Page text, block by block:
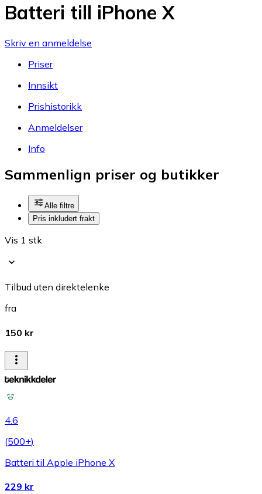
Batteri till iPhone X
Skriv en anmeldelse
Priser
Innsikt
Prishistorikk
Anmeldelser
Info
Sammenlign priser og butikker
Alle filtre
Pris inkludert frakt
Vis 1 stk
Tilbud uten direktelenke
fra
150 kr
4.6
(500+)
Batteri til Apple iPhone X
229 kr